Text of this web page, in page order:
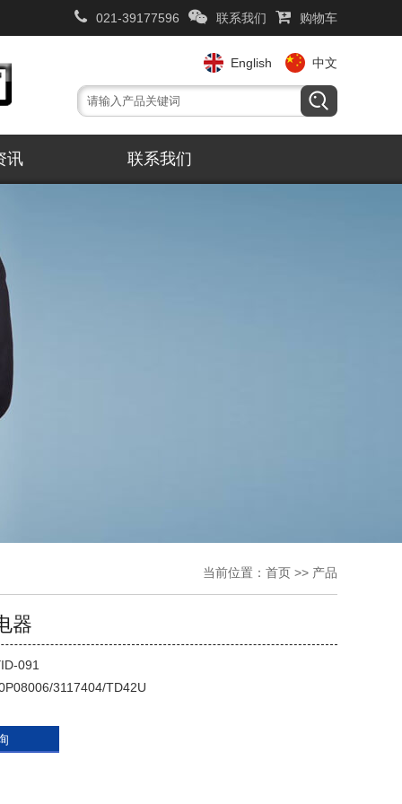
021-39177596 联系我们 购物车
English 中文
讯 联系我们
当前位置： 首页 >> 产品
器
091
3117404/TD42U